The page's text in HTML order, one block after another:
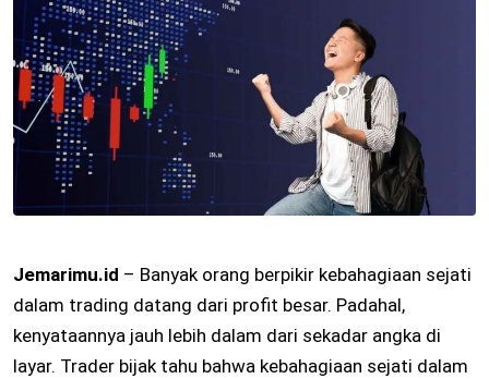
Jemarimu.id – Banyak orang berpikir kebahagiaan sejati
dalam trading datang dari profit besar. Padahal,
kenyataannya jauh lebih dalam dari sekadar angka di
layar. Trader bijak tahu bahwa kebahagiaan sejati dalam